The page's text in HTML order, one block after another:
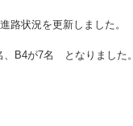
路状況を更新しました。
B4が7名 となりました。